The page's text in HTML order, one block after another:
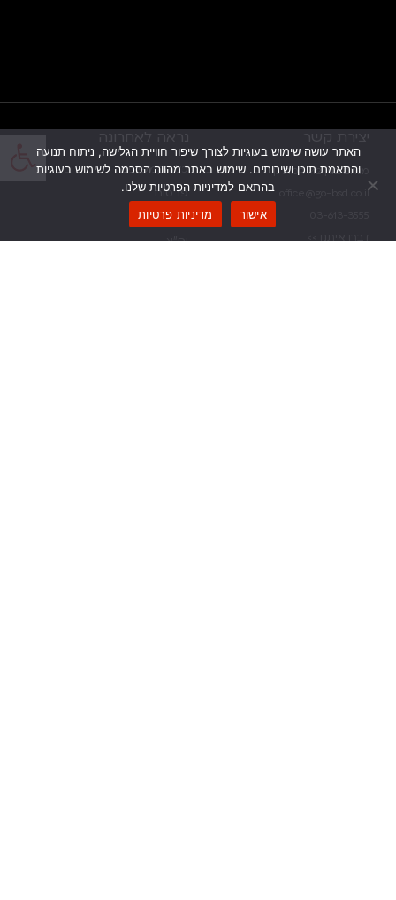
יצירת קשר
מנחם בגין 42, רמת גן
office@go-bsd.co.il
דברו איתנו >>
נראה לאחרונה
כל הקמפיינים
פרסום
הפקות
יח”צ
האתר עושה שימוש בעוגיות לצורך שיפור חוויית הגלישה, ניתוח תנועה
והתאמת תוכן ושירותים. שימוש באתר מהווה הסכמה לשימוש בעוגיות
בהתאם למדיניות הפרטיות שלנו.
אישור
מדיניות פרטיות